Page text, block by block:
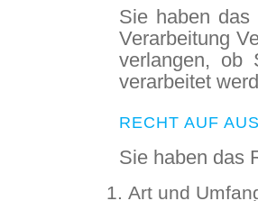
Sie haben das
Verarbeitung
verlangen, ob
verarbeitet
RECHT AUF
Sie haben das
Art und